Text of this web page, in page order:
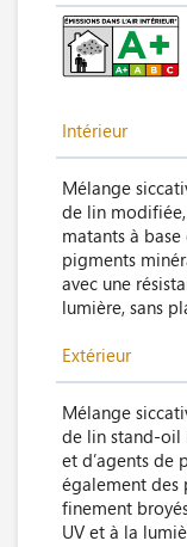
Intérieur
Mélange
de lin
matants à
pigments
avec une
lumière, sans
Extérieur
Mélange
de lin stand-oil
et d’agents de
également des
finement
UV et à la